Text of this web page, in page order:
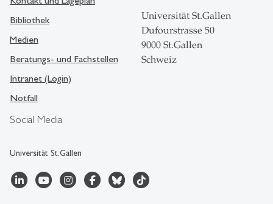
Social Media
Universität St.Gallen
Bibliothek
Medien
Beratungs- und Fachstellen
Intranet (Login)
Notfall
Universität St.Gallen
Dufourstrasse 50
9000 St.Gallen
Schweiz